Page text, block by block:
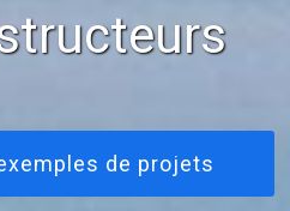
de projets